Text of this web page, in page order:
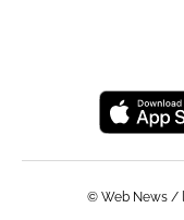
© Web News /